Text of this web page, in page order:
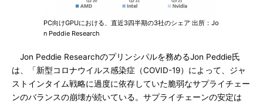
PC向けGPUにおける、直近3四半期の3社のシェア 出所：Jo
n Peddie Research
Jon Peddie Researchのプリンシパルを務めるJon Peddie氏
は、「新型コロナウイルス感染症（COVID-19）によって、ジャ
ストインタイム戦略に過度に依存していた脆弱なサプライチェー
ンのバランスの崩壊が続いている。サプライチェーンの安定は